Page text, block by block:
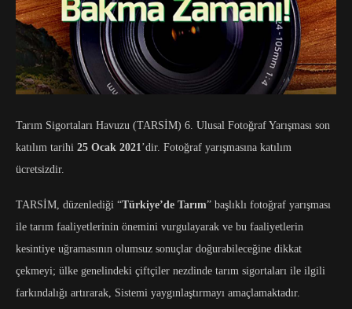
Tarım Sigortaları Havuzu (TARSİM) 6. Ulusal Fotoğraf Yarışması son
katılım tarihi 25 Ocak 2021’dir. Fotoğraf yarışmasına katılım
ücretsizdir.
TARSİM, düzenlediği “Türkiye’de Tarım” başlıklı fotoğraf yarışması
ile tarım faaliyetlerinin önemini vurgulayarak ve bu faaliyetlerin
kesintiye uğramasının olumsuz sonuçlar doğurabileceğine dikkat
çekmeyi; ülke genelindeki çiftçiler nezdinde tarım sigortaları ile ilgili
farkındalığı artırarak, Sistemi yaygınlaştırmayı amaçlamaktadır.